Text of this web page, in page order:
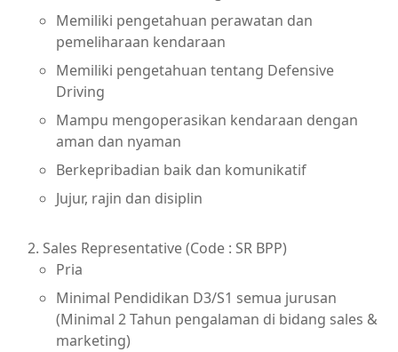
Memiliki pengetahuan perawatan dan
pemeliharaan kendaraan
Memiliki pengetahuan tentang Defensive
Driving
Mampu mengoperasikan kendaraan dengan
aman dan nyaman
Berkepribadian baik dan komunikatif
Jujur, rajin dan disiplin
Sales Representative (Code : SR BPP)
Pria
Minimal Pendidikan D3/S1 semua jurusan
(Minimal 2 Tahun pengalaman di bidang sales &
marketing)